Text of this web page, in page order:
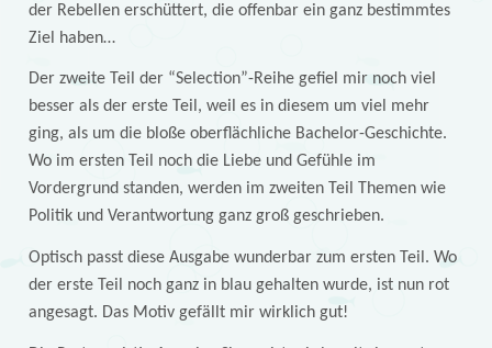
der Rebellen erschüttert, die offenbar ein ganz bestimmtes
Ziel haben…
Der zweite Teil der “Selection”-Reihe gefiel mir noch viel
besser als der erste Teil, weil es in diesem um viel mehr
ging, als um die bloße oberflächliche Bachelor-Geschichte.
Wo im ersten Teil noch die Liebe und Gefühle im
Vordergrund standen, werden im zweiten Teil Themen wie
Politik und Verantwortung ganz groß geschrieben.
Optisch passt diese Ausgabe wunderbar zum ersten Teil. Wo
der erste Teil noch ganz in blau gehalten wurde, ist nun rot
angesagt. Das Motiv gefällt mir wirklich gut!